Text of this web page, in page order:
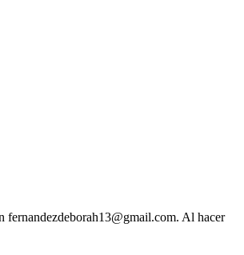
fernandezdeborah13@gmail.com. Al hacer